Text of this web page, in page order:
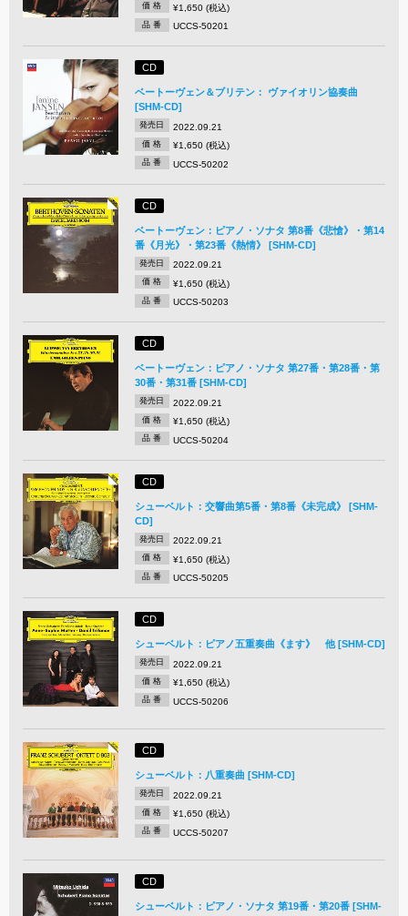
価 格 ¥1,650 (税込)
品 番 UCCS-50201
CD
ベートーヴェン＆ブリテン： ヴァイオリン協奏曲
[SHM-CD]
発売日 2022.09.21
価 格 ¥1,650 (税込)
品 番 UCCS-50202
CD
ベートーヴェン：ピアノ・ソナタ 第8番《悲愴》・第14
番《月光》・第23番《熱情》 [SHM-CD]
発売日 2022.09.21
価 格 ¥1,650 (税込)
品 番 UCCS-50203
CD
ベートーヴェン：ピアノ・ソナタ 第27番・第28番・第
30番・第31番 [SHM-CD]
発売日 2022.09.21
価 格 ¥1,650 (税込)
品 番 UCCS-50204
CD
シューベルト：交響曲第5番・第8番《未完成》 [SHM-
CD]
発売日 2022.09.21
価 格 ¥1,650 (税込)
品 番 UCCS-50205
CD
シューベルト：ピアノ五重奏曲《ます》 他 [SHM-CD]
発売日 2022.09.21
価 格 ¥1,650 (税込)
品 番 UCCS-50206
CD
シューベルト：八重奏曲 [SHM-CD]
発売日 2022.09.21
価 格 ¥1,650 (税込)
品 番 UCCS-50207
CD
シューベルト：ピアノ・ソナタ 第19番・第20番 [SHM-